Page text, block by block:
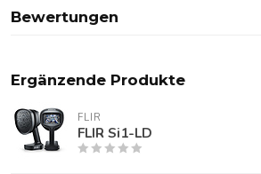
Bewertungen
Ergänzende Produkte
FLIR
FLIR Si1-LD